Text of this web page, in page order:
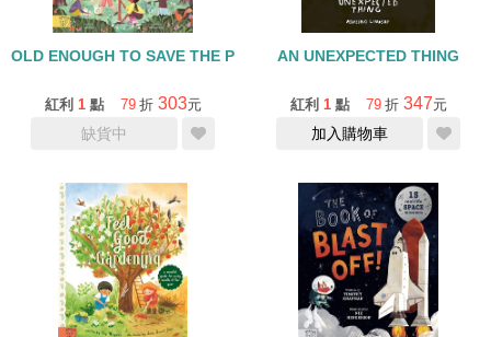
OLD ENOUGH TO SAVE THE PLANET
紅利 1 點 79 折 303元
缺貨中
AN UNEXPECTED THING
紅利 1 點 79 折 347元
加入購物車